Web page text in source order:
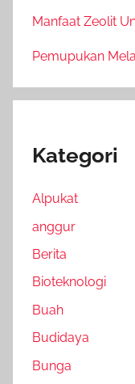
Manfaat Zeolit
Pemupukan
Kategori
Alpukat
anggur
Berita
Bioteknologi
Buah
Budidaya
Bunga